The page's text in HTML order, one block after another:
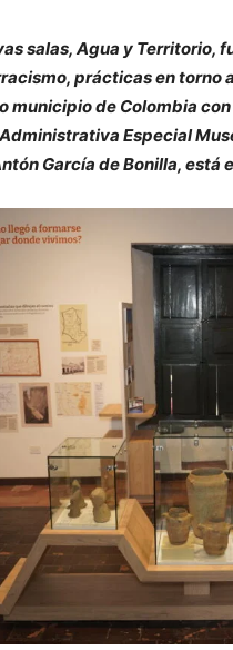
salas, Agua y Territorio,
prácticas en torno
municipio de Colombia
Especial
García de Bonilla, está